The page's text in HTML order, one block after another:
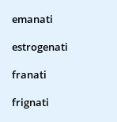
emanati
estrogenati
franati
frignati